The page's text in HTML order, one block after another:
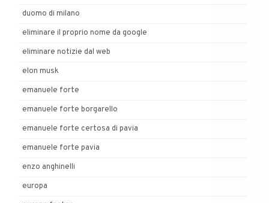
duomo di milano
eliminare il proprio nome da google
eliminare notizie dal web
elon musk
emanuele forte
emanuele forte borgarello
emanuele forte certosa di pavia
emanuele forte pavia
enzo anghinelli
europa